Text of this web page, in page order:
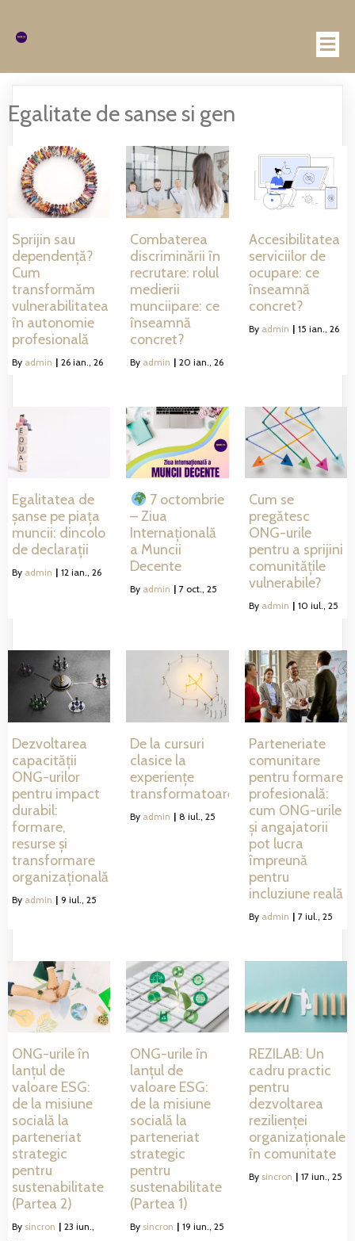
Egalitate de sanse si gen
Sprijin sau
dependență?
Cum
transformăm
vulnerabilitatea
în autonomie
profesională
By admin | 26 ian., 26
Combaterea
discriminării în
recrutare: rolul
medierii
munciipare: ce
înseamnă
concret?
By admin | 20 ian., 26
Accesibilitatea
serviciilor de
ocupare: ce
înseamnă
concret?
By admin | 15 ian., 26
Egalitatea de
șanse pe piața
muncii: dincolo
de declarații
By admin | 12 ian., 26
7 octombrie
– Ziua
Internațională
a Muncii
Decente
By admin | 7 oct., 25
Cum se
pregătesc
ONG-urile
pentru a sprijini
comunitățile
vulnerabile?
By admin | 10 iul., 25
Dezvoltarea
capacității
ONG-urilor
pentru impact
durabil:
formare,
resurse și
transformare
organizațională
By admin | 9 iul., 25
De la cursuri
clasice la
experiențe
transformatoare
By admin | 8 iul., 25
Parteneriate
comunitare
pentru formare
profesională:
cum ONG-urile
și angajatorii
pot lucra
împreună
pentru
incluziune reală
By admin | 7 iul., 25
ONG-urile în
lanțul de
valoare ESG:
de la misiune
socială la
parteneriat
strategic
pentru
sustenabilitate
(Partea 2)
By sincron | 23 iun.,
ONG-urile în
lanțul de
valoare ESG:
de la misiune
socială la
parteneriat
strategic
pentru
sustenabilitate
(Partea 1)
By sincron | 19 iun., 25
REZILAB: Un
cadru practic
pentru
dezvoltarea
rezilienței
organizaționale
în comunitate
By sincron | 17 iun., 25